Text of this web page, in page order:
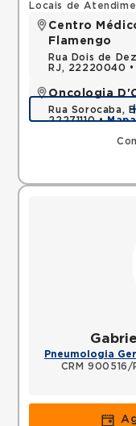
Locais de
Centro
Flamengo
Rua Dois de
RJ, 22220040 •
Oncologia
Rua Sorocaba,
22271110 •Mapa
Pneumologia
CRM 900516/